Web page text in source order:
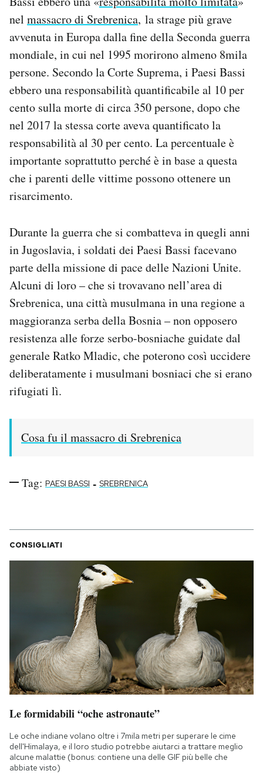
Notifiche mobile
Regala il Post
Hai bisogno di aiuto?
Esci
nel massacro di Srebrenica, la strage più grave
avvenuta in Europa dalla fine della Seconda guerra
mondiale, in cui nel 1995 morirono almeno 8mila
persone. Secondo la Corte Suprema, i Paesi Bassi
ebbero una responsabilità quantificabile al 10 per
cento sulla morte di circa 350 persone, dopo che
nel 2017 la stessa corte aveva quantificato la
responsabilità al 30 per cento. La percentuale è
importante soprattutto perché è in base a questa
che i parenti delle vittime possono ottenere un
risarcimento.
Durante la guerra che si combatteva in quegli anni
in Jugoslavia, i soldati dei Paesi Bassi facevano
parte della missione di pace delle Nazioni Unite.
Alcuni di loro – che si trovavano nell’area di
Srebrenica, una città musulmana in una regione a
maggioranza serba della Bosnia – non opposero
resistenza alle forze serbo-bosniache guidate dal
generale Ratko Mladic, che poterono così uccidere
deliberatamente i musulmani bosniaci che si erano
rifugiati lì.
Cosa fu il massacro di Srebrenica
Tag: PAESI BASSI - SREBRENICA
CONSIGLIATI
Le formidabili “oche astronaute”
Le oche indiane volano oltre i 7mila metri per superare le cime
dell'Himalaya, e il loro studio potrebbe aiutarci a trattare meglio
alcune malattie (bonus: contiene una delle GIF più belle che
abbiate visto)